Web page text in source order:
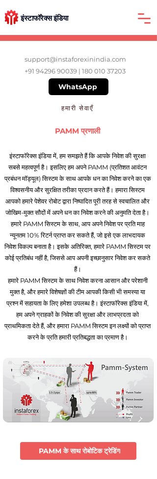
support@instaforexinindia.com
+91 94296 90039 | 180 010 37203
WhatsApp
इंस्टाफॉरेक्स इंडिया
हमारी सेवाएँ
PAMM प्रणाली
इंस्टाफॉरेक्स इंडिया में, हम समझते हैं कि आपके निवेश की सुरक्षा
सबसे महत्वपूर्ण है। इसलिए हम अपने PAMM (प्रतिशत आवंटन
प्रबंधन मॉड्यूल) सिस्टम के साथ आपके धन का निवेश करने का एक
विश्वसनीय और सुरक्षित तरीका प्रदान करते हैं। हमारा सिस्टम
आपको हमारे पेशेवर रोबोट द्वारा निष्पादित पूरी तरह से स्वचालित और
जोखिम-मुक्त सौदों में अपने धन का निवेश करने की अनुमति देता है।
हमारे PAMM सिस्टम के साथ, आप अपने निवेश पर प्रति माह
न्यूनतम 10% रिटर्न प्राप्त कर सकते हैं, जो इसे एक लाभदायक
निवेश विकल्प बनाता है। इसके अतिरिक्त, हमारे PAMM सिस्टम पर
कोई प्रतिबंध नहीं है, जिससे आप अपनी इच्छानुसार निवेश कर सकते
हैं।
हमारे PAMM सिस्टम के साथ निवेश करना आसान और परेशानी
मुक्त है, और हमारे विशेषज्ञों की टीम आपकी किसी भी समस्या या
प्रश्न में सहायता के लिए हमेशा उपलब्ध है। इंस्टाफॉरेक्स इंडिया में,
हम अपने ग्राहकों के निवेश की सुरक्षा और लाभप्रदता को
प्राथमिकता देते हैं, और हमारा PAMM सिस्टम इन लक्ष्यों को प्राप्त
करने के प्रति हमारी प्रतिबद्धता का प्रमाण है।
PAMM के साथ रोबोटिक ट्रेडिंग